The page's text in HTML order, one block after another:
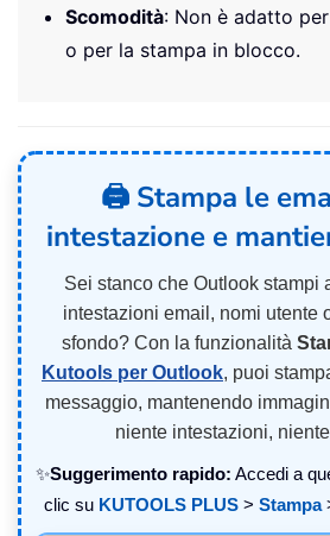
Scomodità: Non è adatto
o per la stampa in blocco.
🖨️ Stampa le
intestazione e
Sei stanco che Outlook stampi
intestazioni email, nomi utente
sfondo? Con la funzionalità
Kutools per Outlook, puoi
messaggio, mantenendo
niente intestazioni,
✨Suggerimento rapido: Accedi a
clic su KUTOOLS PLUS > Stampa